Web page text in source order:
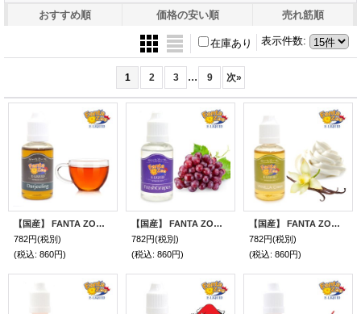
おすすめ順 価格の安い順 売れ筋順
表示件数:
在庫あり
1 2 3 ... 9 次»
【国産】 FANTA ZOO - E-LIQUID （ダージリン）【電子タバコ／電子シーシャ／VAPE用・補充リキッド】
782円(税別)
(税込: 860円)
【国産】 FANTA ZOO - E-LIQUID （フレッシュグレープ）【電子タバコ／電子シーシャ／VAPE用・補充リキッド】
782円(税別)
(税込: 860円)
【国産】 FANTA ZOO - E-LIQUID （バニラクリーム）【電子タバコ／電子シーシャ／VAPE用・補充リキッド】
782円(税別)
(税込: 860円)